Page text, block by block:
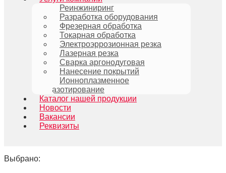
Реинжиниринг
Разработка оборудования
Фрезерная обработка
Токарная обработка
Электроэррозионная резка
Лазерная резка
Сварка аргонодуговая
Нанесение покрытий
Ионноплазменное
азотирование
Каталог нашей продукции
Новости
Вакансии
Реквизиты
Выбрано: